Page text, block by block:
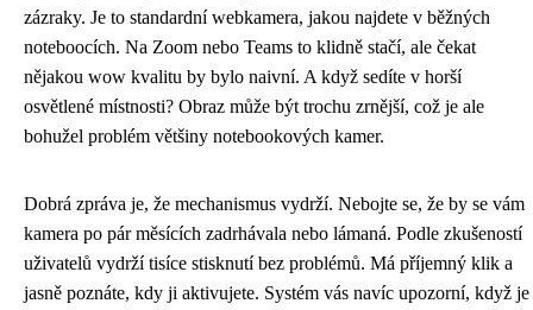
zázraky. Je to standardní webkamera, jakou najdete v běžných
noteboocích. Na Zoom nebo Teams to klidně stačí, ale čekat
nějakou wow kvalitu by bylo naivní. A když sedíte v horší
osvětlené místnosti? Obraz může být trochu zrnější, což je ale
bohužel problém většiny notebookových kamer.
Dobrá zpráva je, že mechanismus vydrží. Nebojte se, že by se vám
kamera po pár měsících zadrhávala nebo lámaná. Podle zkušeností
uživatelů vydrží tisíce stisknutí bez problémů. Má příjemný klik a
jasně poznáte, kdy ji aktivujete. Systém vás navíc upozorní, když je